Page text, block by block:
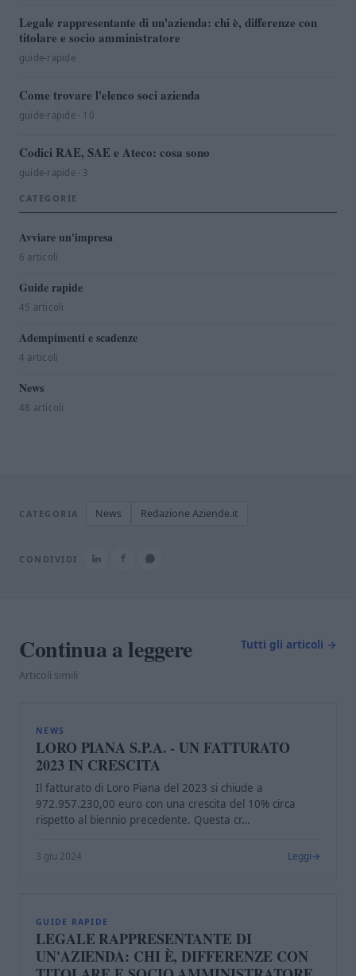
Legale rappresentante di un'azienda: chi è, differenze con
titolare e socio amministratore
guide-rapide
Come trovare l'elenco soci azienda
guide-rapide · 10
Codici RAE, SAE e Ateco: cosa sono
guide-rapide · 3
CATEGORIE
Avviare un'impresa
6 articoli
Guide rapide
45 articoli
Adempimenti e scadenze
4 articoli
News
48 articoli
CATEGORIA News Redazione Aziende.it
CONDIVIDI
Continua a leggere
Articoli simili
Tutti gli articoli →
NEWS
LORO PIANA S.P.A. - UN FATTURATO
2023 IN CRESCITA
Il fatturato di Loro Piana del 2023 si chiude a
972.957.230,00 euro con una crescita del 10% circa
rispetto al biennio precedente. Questa cr…
3 giu 2024 Leggi
GUIDE RAPIDE
LEGALE RAPPRESENTANTE DI
UN'AZIENDA: CHI È, DIFFERENZE CON